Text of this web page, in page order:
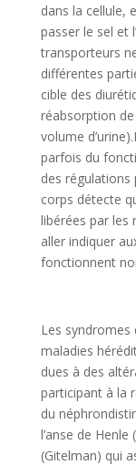
dans la cellule,
passer le sel et
transporteurs
différentes
cible des
réabsorption
volume
parfois du
des régulations
corps détecte
libérées par les
aller indiquer
fonctionnent
Les
maladies
dues à des
participant à la
du
l’anse de
(Gitelman) qui